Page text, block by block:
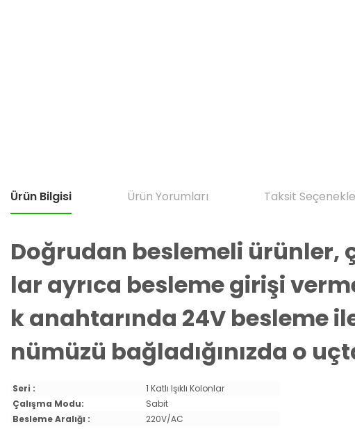
Ürün Bilgisi Ürün Yorumları Taksit
Doğrudan beslemeli ürünler,
lar ayrıca besleme girişi
k anahtarında 24V besleme
nümüzü bağladığınızda o
Seri :
1 Katlı Işıklı Kolonlar
Çalışma Modu:
Sabit
Besleme Aralığı :
220V/AC